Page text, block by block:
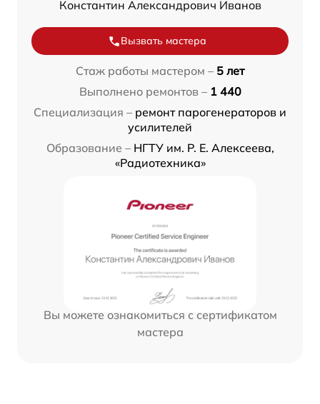
Константин Александрович Иванов
Вызвать мастера
Стаж работы мастером – 5 лет
Выполнено ремонтов – 1 440
Специализация – ремонт парогенераторов и
усилителей
Образование – НГТУ им. Р. Е. Алексеева,
«Радиотехника»
Вы можете ознакомиться с сертификатом
мастера